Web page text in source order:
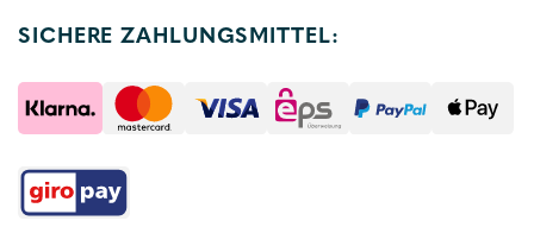
SICHERE ZAHLUNGSMITTEL: